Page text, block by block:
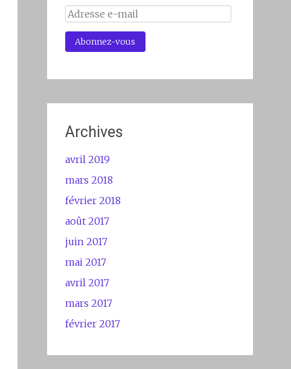
Adresse
mail
Archives
avril 2019
mars 2018
février 2018
août 2017
juin 2017
mai 2017
avril 2017
mars 2017
février 2017